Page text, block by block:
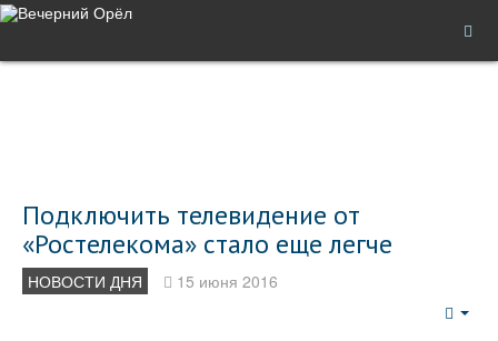
Подключить телевидение от
«Ростелекома» стало еще легче
НОВОСТИ ДНЯ 15 июня 2016